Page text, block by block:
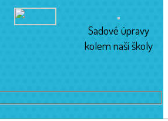
Sadové úpravy
kolem naší školy